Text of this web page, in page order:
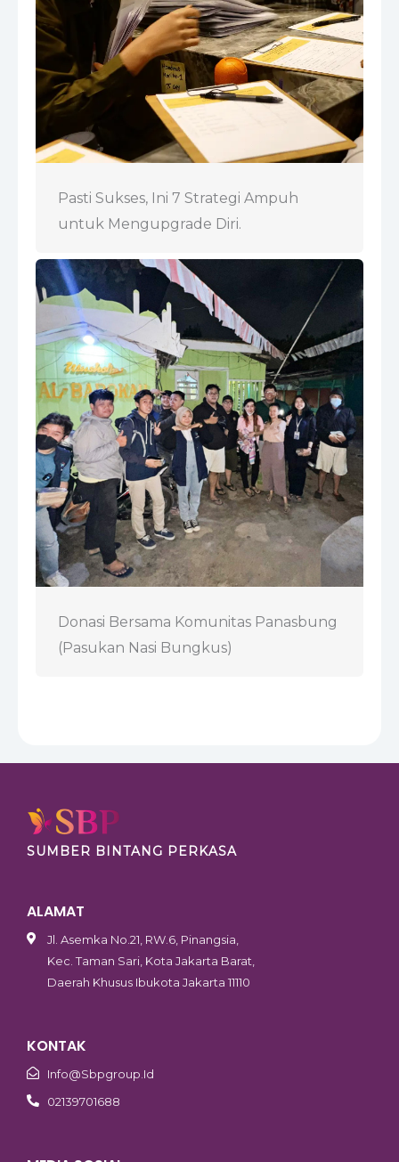
Pasti Sukses, Ini 7 Strategi Ampuh
untuk Mengupgrade Diri.
Donasi Bersama Komunitas Panasbung
(Pasukan Nasi Bungkus)
SUMBER BINTANG PERKASA
ALAMAT
Jl. Asemka No.21, RW.6, Pinangsia,
Kec. Taman Sari, Kota Jakarta Barat,
Daerah Khusus Ibukota Jakarta 11110
KONTAK
Info@sbpgroup.id
02139701688